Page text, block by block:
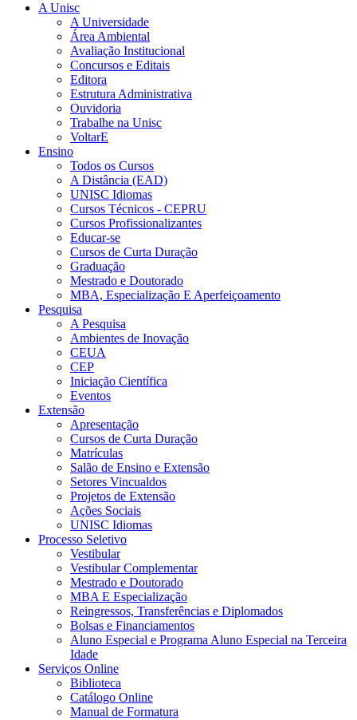
A Unisc
A Universidade
Área Ambiental
Avaliação Institucional
Concursos e Editais
Editora
Estrutura Administrativa
Ouvidoria
Trabalhe na Unisc
VoltarE
Ensino
Todos os Cursos
A Distância (EAD)
UNISC Idiomas
Cursos Técnicos - CEPRU
Cursos Profissionalizantes
Educar-se
Cursos de Curta Duração
Graduação
Mestrado e Doutorado
MBA, Especialização E Aperfeiçoamento
Pesquisa
A Pesquisa
Ambientes de Inovação
CEUA
CEP
Iniciação Científica
Eventos
Extensão
Apresentação
Cursos de Curta Duração
Matrículas
Salão de Ensino e Extensão
Setores Vincualdos
Projetos de Extensão
Ações Sociais
UNISC Idiomas
Processo Seletivo
Vestibular
Vestibular Complementar
Mestrado e Doutorado
MBA E Especialização
Reingressos, Transferências e Diplomados
Bolsas e Financiamentos
Aluno Especial e Programa Aluno Especial na Terceira
Idade
Serviços Online
Biblioteca
Catálogo Online
Manual de Formatura